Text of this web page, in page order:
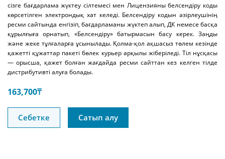
сізге бағдарлама жүктеу сілтемесі мен Лицензияны белсендіру коды
көрсетілген электрондық хат келеді. Белсендіру кодын әзірлеушінің
ресми сайтында енгізіп, бағдарламаны жүктеп алып, ДК немесе басқа
құрылғыға орнатып, «Белсендіру» батырмасын басу керек. Заңды
және жеке тұлғаларға ұсынылады. Қолма-қол ақшасыз төлем кезінде
қажетті құжаттар пакеті бөлек курьер арқылы жіберіледі. Тіл нұсқасы
— орысша, қажет болған жағдайда ресми сайттан кез келген тілде
дистрибутивті алуға болады.
163,700₸
Себетке Сатып алу